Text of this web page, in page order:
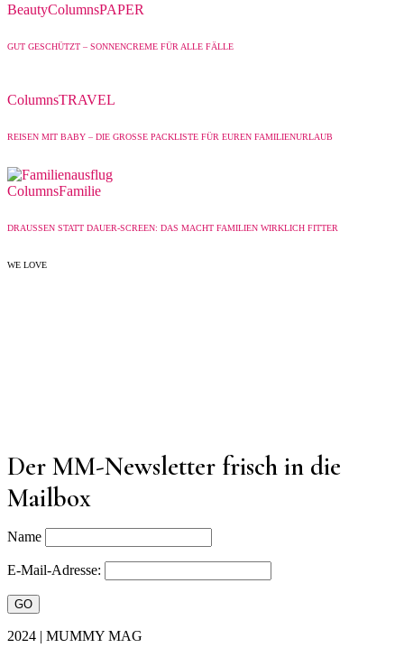
BeautyColumnsPAPER
GUT GESCHÜTZT – SONNENCREME FÜR ALLE FÄLLE
ColumnsTRAVEL
REISEN MIT BABY – DIE GROSSE PACKLISTE FÜR EUREN FAMILIENURLAUB
ColumnsFamilie
DRAUSSEN STATT DAUER-SCREEN: DAS MACHT FAMILIEN WIRKLICH FITTER
WE LOVE
Der MM-Newsletter frisch in die
Mailbox
Name
E-Mail-Adresse:
2024 | MUMMY MAG